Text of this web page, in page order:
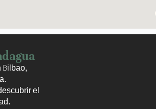
Bilbao,
el